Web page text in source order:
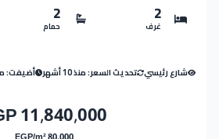
2
غرف
2
حمام
شارع رئيسي تحديث السعر: منذ 10 أشهر أضيفت: منذ 3
11,840,000 EGP